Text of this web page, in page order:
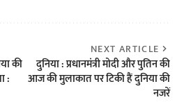
की
:
NEXT ARTICLE
दुनिया : प्रधानमंत्री मोदी और पुतिन की
आज की मुलाकात पर टिकी हैं दुनिया की
नजरें